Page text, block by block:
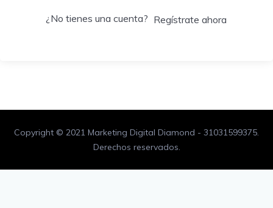
¿No tienes una cuenta? Regístrate ahora
Copyright © 2021 Marketing Digital Diamond - 31031599375.
Derechos reservados.